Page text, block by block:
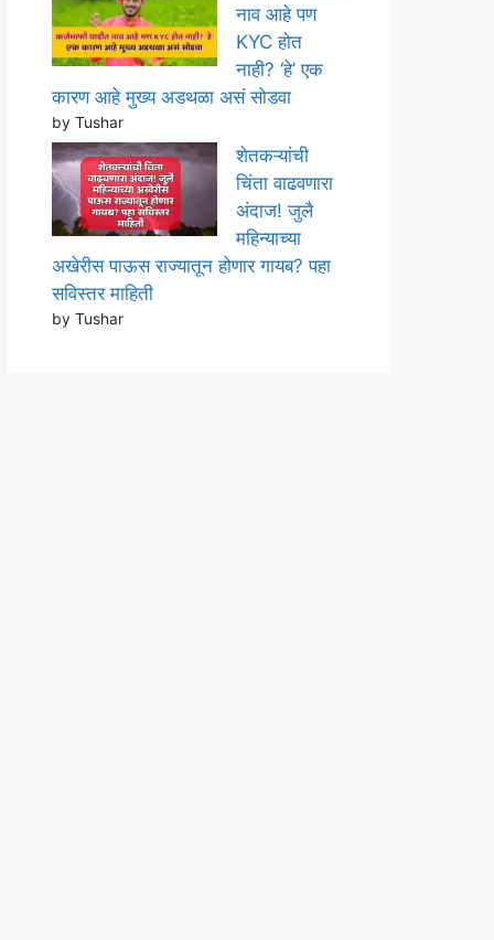
नाव आहे पण
KYC होत
नाही? ‘हे’ एक
कारण आहे मुख्य अडथळा असं सोडवा
by Tushar
शेतकऱ्यांची
चिंता वाढवणारा
अंदाज! जुलै
महिन्याच्या
अखेरीस पाऊस राज्यातून होणार गायब? पहा
सविस्तर माहिती
by Tushar